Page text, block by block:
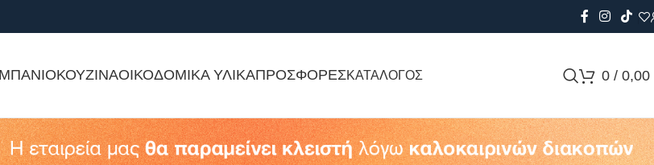
ΜΠΑΝΙΟΚΟΥΖΙΝΑΟΙΚΟΔΟΜΙΚΑ ΥΛΙΚΑΠΡΟΣΦΟΡΕΣΚΑΤΑΛΟΓΟΣ 0 / 0,00